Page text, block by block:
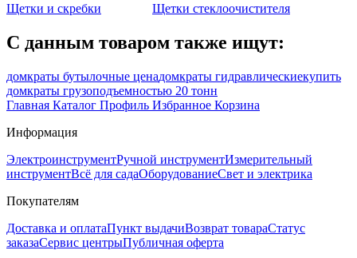
Щетки и скребки Щетки стеклоочистителя
С данным товаром также ищут:
домкраты бутылочные ценадомкраты гидравлическиекупить
домкраты грузоподъемностью 20 тонн
Главная Каталог Профиль Избранное Корзина
Информация
ЭлектроинструментРучной инструментИзмерительный
инструментВсё для садаОборудованиеСвет и электрика
Покупателям
Доставка и оплатаПункт выдачиВозврат товараСтатус
заказаСервис центрыПубличная оферта